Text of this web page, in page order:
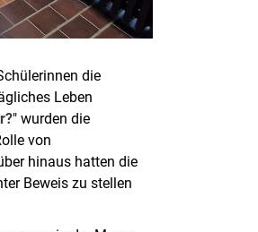
die
Leben
" wurden die
von
hinaus hatten die
Beweis zu stellen